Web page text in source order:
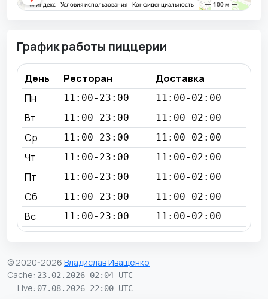
График работы пиццерии
День Ресторан
Доставка
Пн
11:00-23:00 11:00-02:00
Вт 11:00-23:00 11:00-02:00
Ср 11:00-23:00 11:00-02:00
Чт 11:00-23:00 11:00-02:00
Пт 11:00-23:00 11:00-02:00
Сб 11:00-23:00 11:00-02:00
Вс 11:00-23:00 11:00-02:00
© 2020-2026 Владислав Иващенко
Cache: 23.02.2026 02:04 UTC
Live: 07.08.2026 22:00 UTC